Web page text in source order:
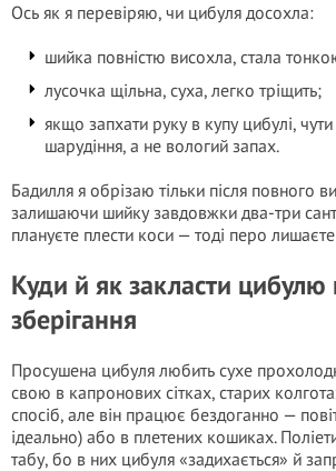
Ось як я перевіряю, чи цибуля досохла:
шийка повністю висохла, стала
лусочка щільна, суха, легко тріщить;
якщо запхати руку в купу цибулі,
шарудіння, а не вологий запах.
Бадилля я обрізаю тільки після повного
залишаючи шийку завдовжки два-три
плануєте плести коси — тоді перо
Куди й як закласти цибулю
зберігання
Просушена цибуля любить сухе
свою в капронових сітках, старих
спосіб, але він працює бездоганно —
ідеально) або в плетених кошиках.
табу, бо в них цибуля «задихається» й